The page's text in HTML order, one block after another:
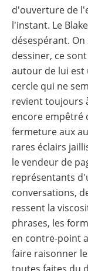
d'ouverture de
l'instant. Le
désespérant.
dessiner, ce
autour de lui
cercle qui ne
revient toujours
encore empêtré
fermeture aux
rares éclairs
le vendeur de
représentants
conversations,
ressent la
phrases, les
en contre-point
faire raisonner